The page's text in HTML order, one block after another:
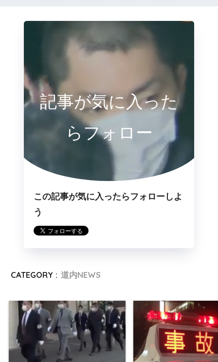
記事が気に入った
らフォロー
この記事が気に入ったらフォローしよ
う
CATEGORY : 道内NEWS